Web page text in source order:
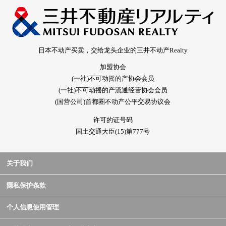
日本不动产买卖，交给龙头企业的三井不动产Realty
加盟协会
(一社)不可动摇的产协会会员
(一社)不可动摇的产流通经营协会会员
(国营公司)首都圈不动产公平交易协议会
许可的证号码
国土交通大臣(15)第777号
关于我们
隱私保护条款
个人信息使用管理